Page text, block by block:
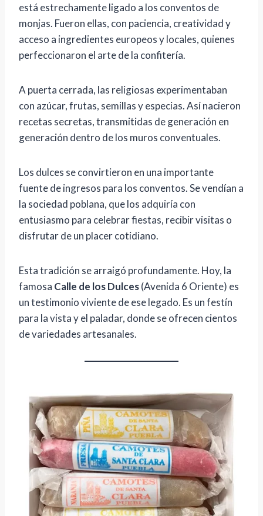
está estrechamente ligado a los conventos de
monjas. Fueron ellas, con paciencia, creatividad y
acceso a ingredientes europeos y locales, quienes
perfeccionaron el arte de la confitería.
A puerta cerrada, las religiosas experimentaban
con azúcar, frutas, semillas y especias. Así nacieron
recetas secretas, transmitidas de generación en
generación dentro de los muros conventuales.
Los dulces se convirtieron en una importante
fuente de ingresos para los conventos. Se vendían a
la sociedad poblana, que los adquiría con
entusiasmo para celebrar fiestas, recibir visitas o
disfrutar de un placer cotidiano.
Esta tradición se arraigó profundamente. Hoy, la
famosa Calle de los Dulces(Avenida 6 Oriente) es
un testimonio viviente de ese legado. Es un festín
para la vista y el paladar, donde se ofrecen cientos
de variedades artesanales.